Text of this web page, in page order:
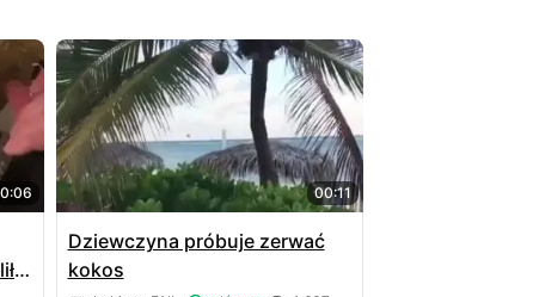
00:11
Dziewczyna próbuje zerwać
kokos